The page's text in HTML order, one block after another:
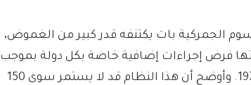
الجمركية بات يكتنفه قدر كبير من الغموض،
فرض إجراءات إضافية خاصة بكل دولة بموجب
المادة 301 من قانون التجارة لعام 1974. وأوضح أن هذا النظام قد لا يستمر سوى 150